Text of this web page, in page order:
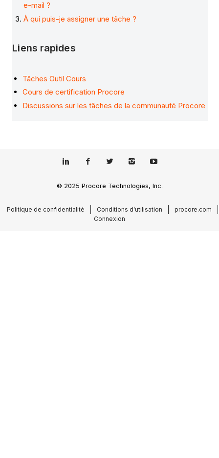
e-mail ?
À qui puis-je assigner une tâche ?
Liens rapides
Tâches Outil Cours
Cours de certification Procore
Discussions sur les tâches de la communauté Procore
© 2025 Procore Technologies, Inc.
Politique de confidentialité Conditions d’utilisation
procore.com
Connexion